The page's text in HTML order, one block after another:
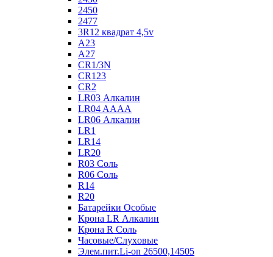
2450
2477
3R12 квадрат 4,5v
A23
A27
CR1/3N
CR123
CR2
LR03 Алкалин
LR04 AAAA
LR06 Алкалин
LR1
LR14
LR20
R03 Соль
R06 Соль
R14
R20
Батарейки Особые
Крона LR Алкалин
Крона R Соль
Часовые/Слуховые
Элем.пит.Li-on 26500,14505